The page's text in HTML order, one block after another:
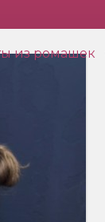
из ромашек